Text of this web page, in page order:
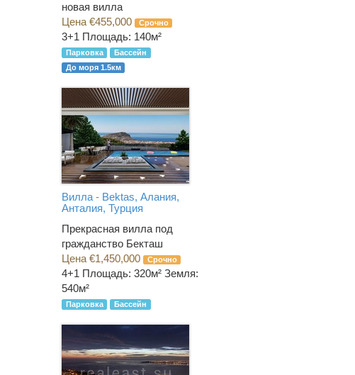
новая вилла
Цена €455,000
Срочно
3+1 Площадь: 140м²
Парковка
Бассейн
До моря 1.5км
Вилла - Bektas, Алания,
Анталия, Турция
Прекрасная вилла под
гражданство Бекташ
Цена €1,450,000
Срочно
4+1 Площадь: 320м² Земля:
540м²
Парковка Бассейн